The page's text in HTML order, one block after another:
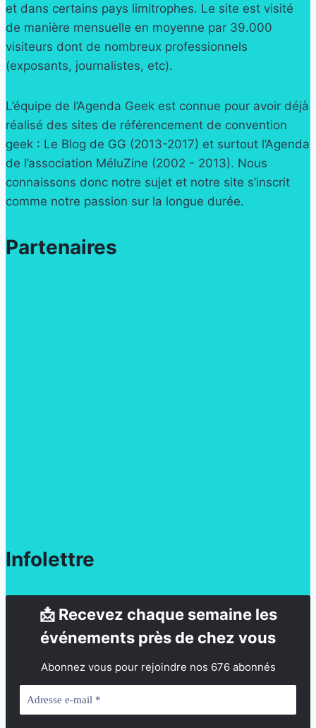
et dans certains pays limitrophes. Le site est visité
de manière mensuelle en moyenne par 39.000
visiteurs dont de nombreux professionnels
(exposants, journalistes, etc).
L’équipe de l’Agenda Geek est connue pour avoir déjà
réalisé des sites de référencement de convention
geek : Le Blog de GG (2013-2017) et surtout l’Agenda
de l’association MéluZine (2002 - 2013). Nous
connaissons donc notre sujet et notre site s’inscrit
comme notre passion sur la longue durée.
Partenaires
Infolettre
📩 Recevez chaque semaine les
événements près de chez vous
Abonnez vous pour rejoindre nos 676 abonnés